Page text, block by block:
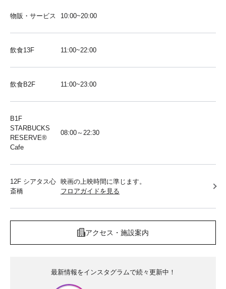
物販・サービス 10:00~20:00
飲食13F 11:00~22:00
飲食B2F 11:00~23:00
B1F
STARBUCKS
RESERVE®︎
Cafe
08:00～22:30
12F シアタス心
斎橋
映画の上映時間に準じます。
フロアガイドを見る
アクセス・施設案内
最新情報をインスタグラムで続々更新中！